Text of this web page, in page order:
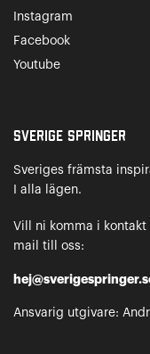
Instagram
Facebook
Youtube
Sverige Springer
Sveriges främsta
I alla lägen.
Vill ni komma i
mail till oss:
Ansvarig utgivare: